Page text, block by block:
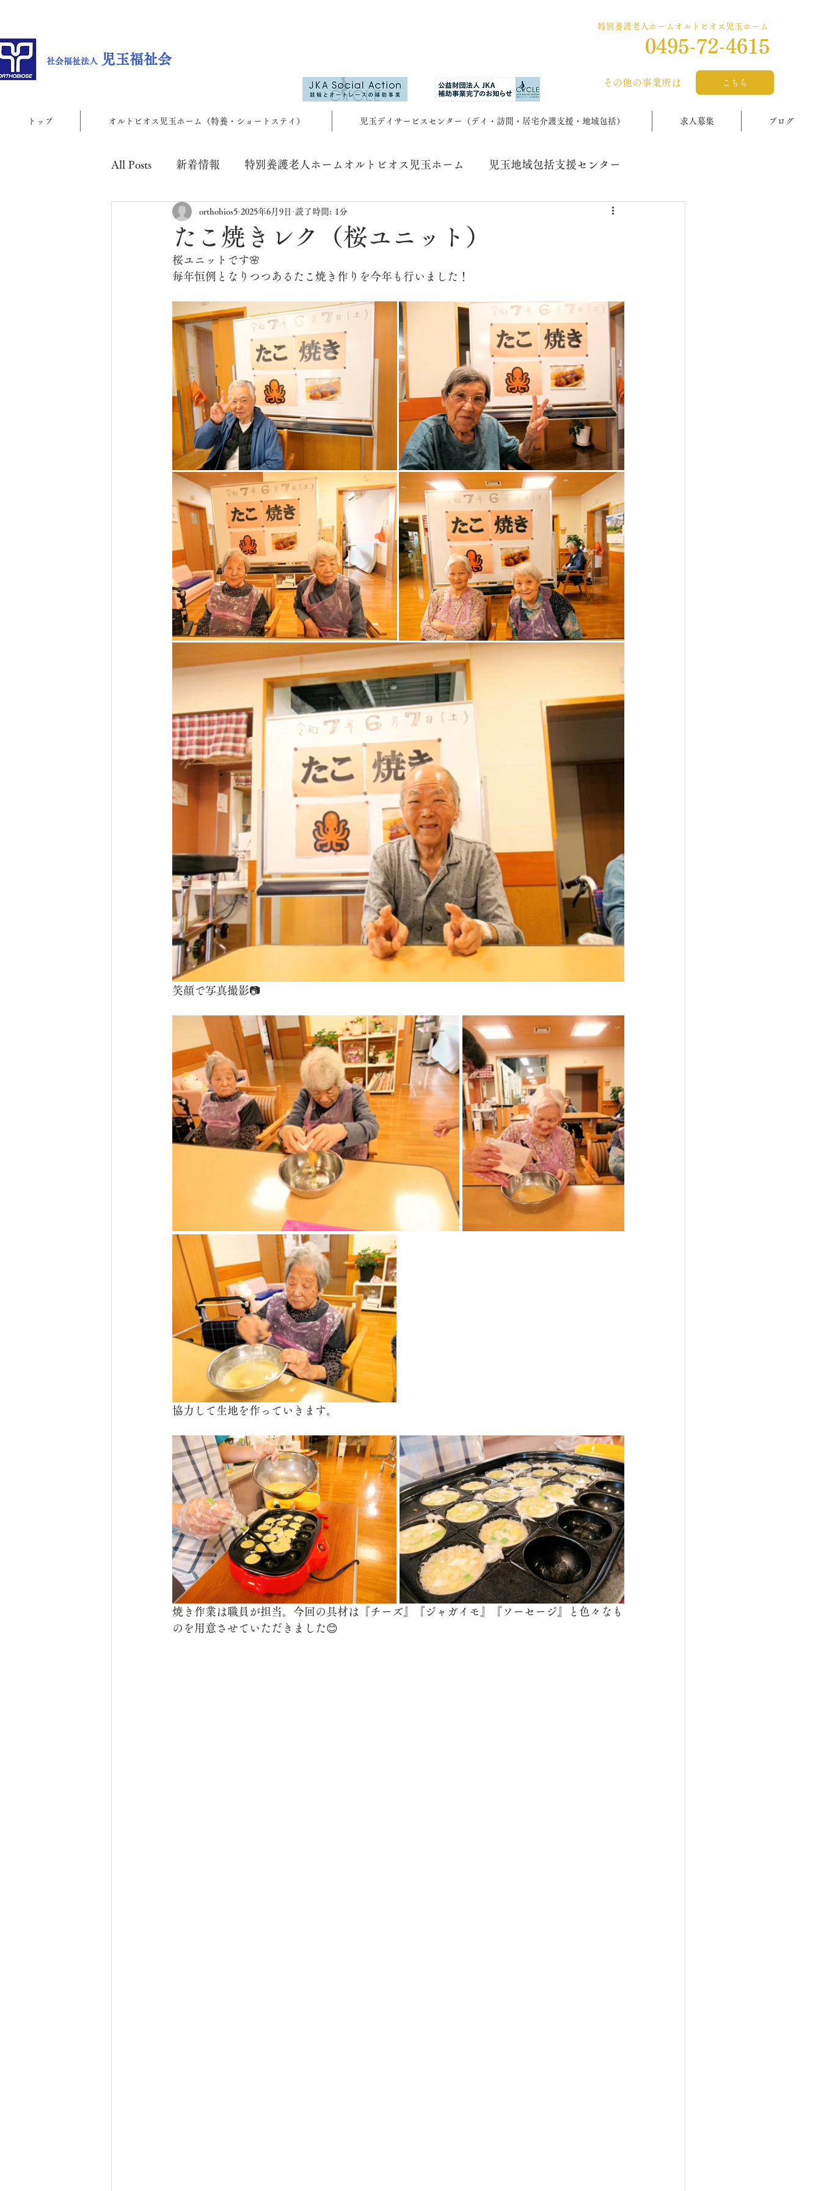
社会福祉法人 児玉福祉会
特別養護老人ホームオルトビオス児玉ホーム
0495-72-4615
​その他の事業所は こちら
トップ オルトビオス児玉ホーム（特養・ショートステイ） 児玉デイサービスセンター（デイ・訪問・居宅介護支援・地域包括） 求人募集 ブログ
All Posts 新着情報 特別養護老人ホームオルトビオス児玉ホーム 児玉地域包括支援センター
児玉地域包括支援センター
たこ焼きレク（桜ユニット）
orthobios5 2025年6月9日 読了時間: 1分
桜ユニットです🌸
毎年恒例となりつつあるたこ焼き作りを今年も行いました！
笑顔で写真撮影📷
協力して生地を作っていきます。
焼き作業は職員が担当。今回の具材は『チーズ』『ジャガイモ』『ソーセージ』と色々なも
のを用意させていただきました😊